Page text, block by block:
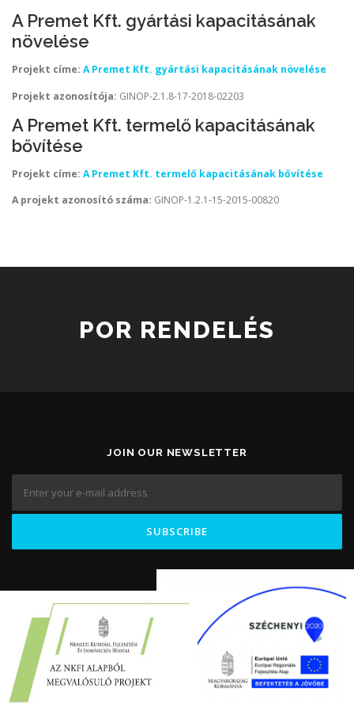
A Premet Kft. gyártási kapacitásának
növelése
Projekt címe: A Premet Kft. gyártási kapacitásának növelése
Projekt azonosítója: GINOP-2.1.8-17-2018-02203
A Premet Kft. termelő kapacitásának
bővítése
Projekt címe: A Premet Kft. termelő kapacitásának bővítése
A projekt azonosító száma: GINOP-1.2.1-15-2015-00820
POR RENDELÉS
JOIN OUR NEWSLETTER